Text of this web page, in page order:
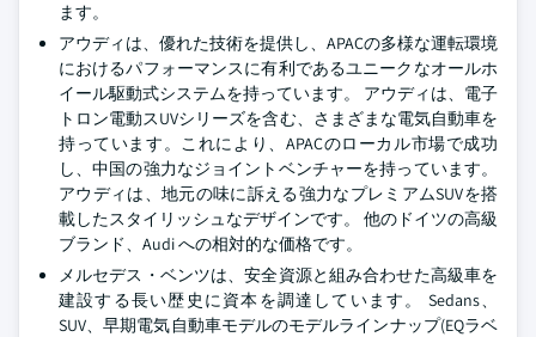
ます。
アウディは、優れた技術を提供し、APACの多様な運転環境
におけるパフォーマンスに有利であるユニークなオールホ
イール駆動式システムを持っています。 アウディは、電子
トロン電動スUVシリーズを含む、さまざまな電気自動車を
持っています。これにより、APACのローカル市場で成功
し、中国の強力なジョイントベンチャーを持っています。
アウディは、地元の味に訴える強力なプレミアムSUVを搭
載したスタイリッシュなデザインです。 他のドイツの高級
ブランド、Audi への相対的な価格です。
メルセデス・ベンツは、安全資源と組み合わせた高級車を
建設する長い歴史に資本を調達しています。 Sedans、
SUV、早期電気自動車モデルのモデルラインナップ(EQラベ